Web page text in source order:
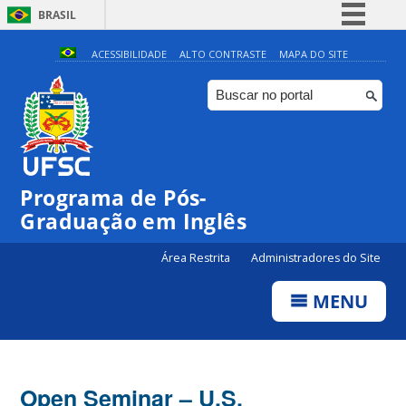
BRASIL
Simplifique!
Comunica BR
Participe
ACESSIBILIDADE ALTO CONTRASTE MAPA DO SITE
Programa de Pós-
Graduação em Inglês
Área Restrita Administradores do Site
MENU
Open Seminar – U.S.